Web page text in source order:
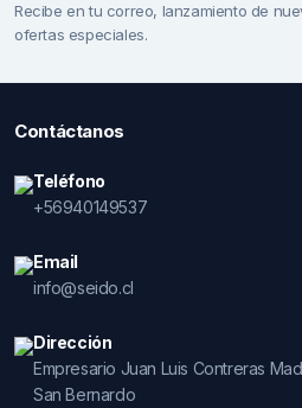
Recibe en tu correo, lanzamiento de
ofertas especiales.
Contáctanos
Teléfono
+56940149537
Email
info@seido.cl
Dirección
Empresario Juan Luis Contreras
San Bernardo